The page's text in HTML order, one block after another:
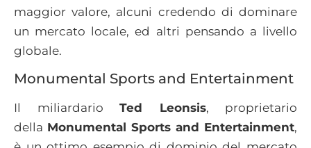
maggior valore, alcuni credendo di dominare
un mercato locale, ed altri pensando a livello
globale.
Monumental Sports and Entertainment
Il miliardario Ted Leonsis, proprietario
della Monumental Sports and Entertainment,